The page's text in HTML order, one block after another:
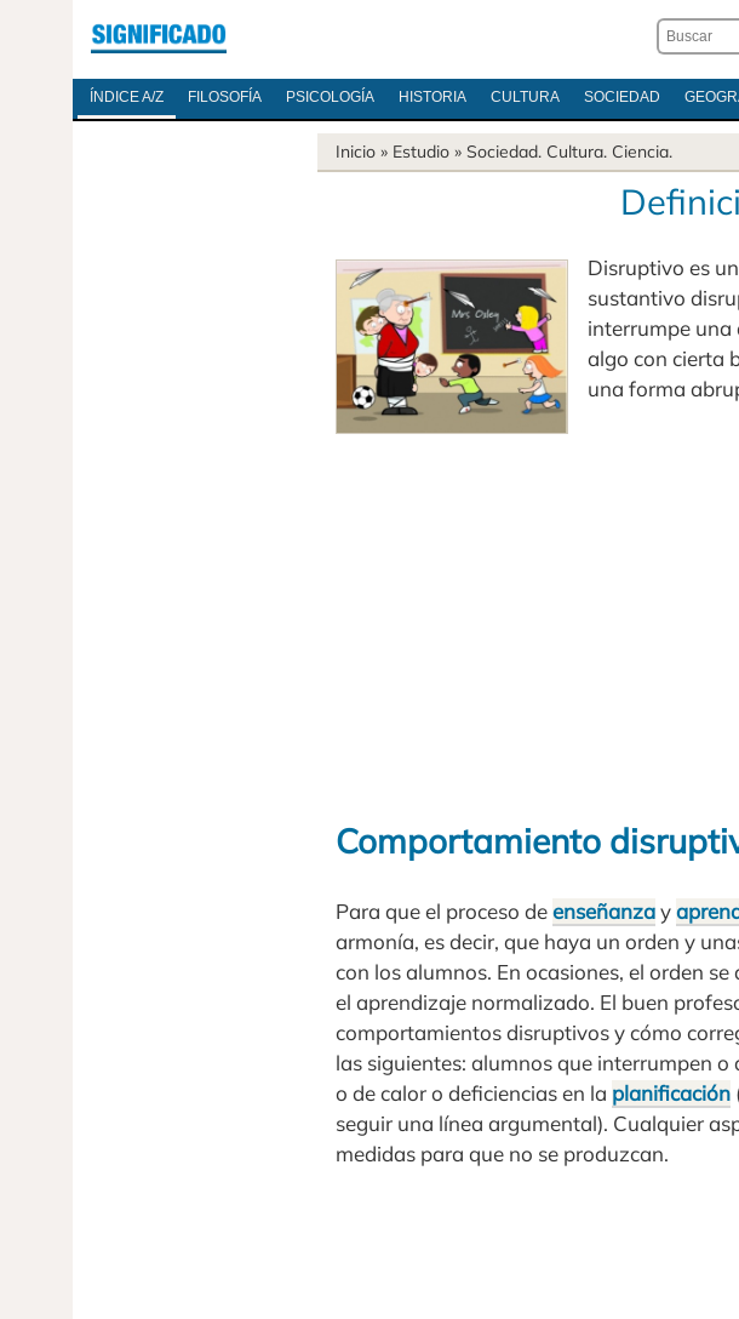
ÍNDICE A/Z FILOSOFÍA PSICOLOGÍA HISTORIA CULTURA SOCIEDAD
Inicio » Estudio » Sociedad. Cultura. Ciencia.
Disruptivo es
sustantivo
interrumpe una
algo con cierta
una forma
Comportamiento
Para que el proceso deenseñanzay
armonía, es decir, que haya un orden y
con los alumnos. En ocasiones, el orden
el aprendizaje normalizado. El buen
comportamientos disruptivos y cómo
las siguientes: alumnos que interrumpen
o de calor o deficiencias en la planificación
seguir una línea argumental). Cualquier
medidas para que no se produzcan.